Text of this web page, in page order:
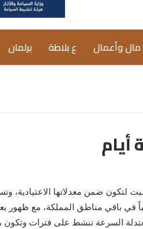
مال وأعمال ع بلاطة برلمان
أيام
لتكون ضمن معدلاتها الاعتيادية،
في باقي مناطق المملكة، مع ظهور
السرعة تنشط على فترات